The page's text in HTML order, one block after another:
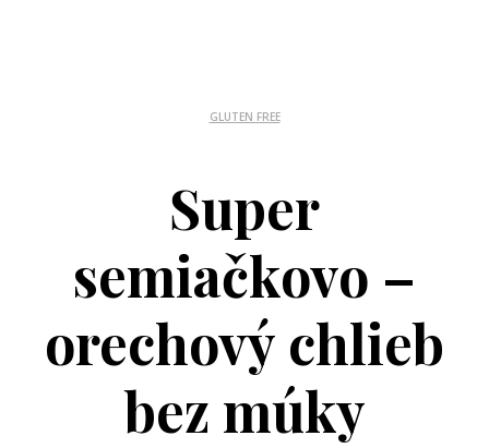
GLUTEN FREE
Super
semiačkovo –
orechový chlieb
bez múky